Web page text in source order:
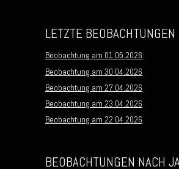
LETZTE BEOBACHTUNGEN
Beobachtung am 01.05.2026
Beobachtung am 30.04.2026
Beobachtung am 27.04.2026
Beobachtung am 23.04.2026
Beobachtung am 22.04.2026
BEOBACHTUNGEN NACH